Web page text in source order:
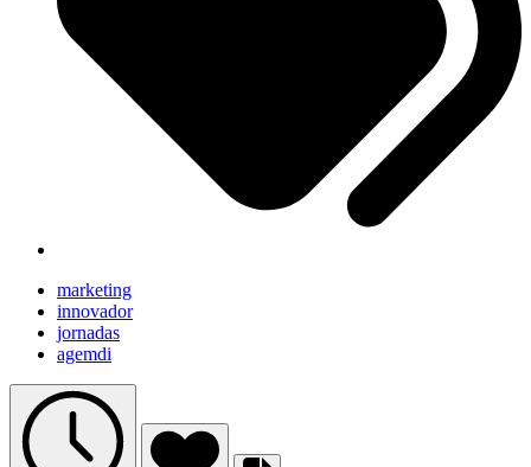
marketing
innovador
jornadas
agemdi